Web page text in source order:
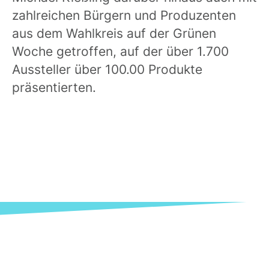
zahlreichen Bürgern und Produzenten
aus dem Wahlkreis auf der Grünen
Woche getroffen, auf der über 1.700
Aussteller über 100.00 Produkte
präsentierten.